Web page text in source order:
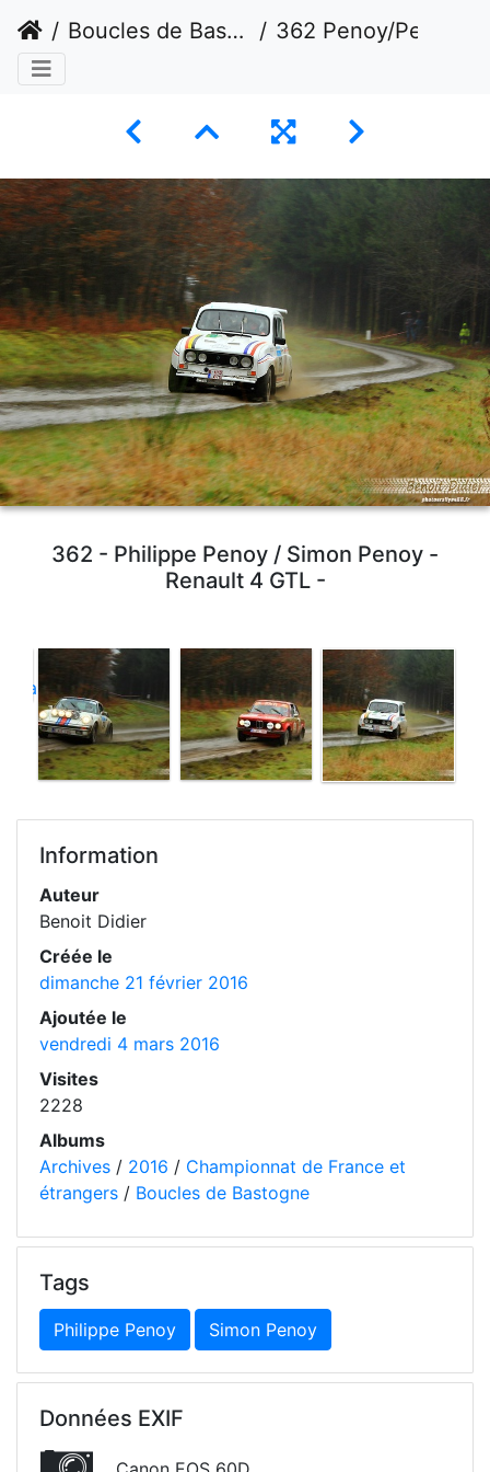
Boucles de Bastogne 362 Penoy/Penoy
362 - Philippe Penoy / Simon Penoy -
Renault 4 GTL -
Information
Auteur
Benoit Didier
Créée le
dimanche 21 février 2016
Ajoutée le
vendredi 4 mars 2016
Visites
2228
Albums
Archives / 2016 / Championnat de France et
étrangers / Boucles de Bastogne
Tags
Philippe Penoy Simon Penoy
Données EXIF